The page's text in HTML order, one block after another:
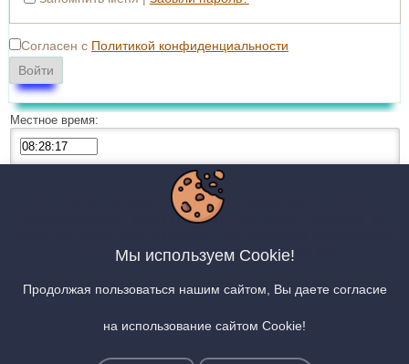
Согласен с Политикой конфиденциальности
Войти
Местное время:
Доброе утро! Сегодня четверг, 6 августа 2026 года.
Вся представленная на сайте информация, носит
информационный характер и ни при каких условиях не
Статьи 437(2) ГражданскогоКодекса РФ.
Город Знакомств
Мы используем Cookie!
Продолжая пользоваться нашим сайтом, Вы даете согласие
на использование сайтом Cookie!